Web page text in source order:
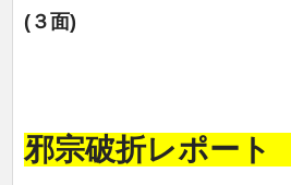
(３面)
邪宗破折レポー